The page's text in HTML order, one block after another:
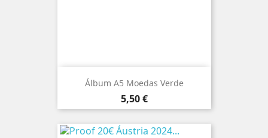
Álbum A5 Moedas Verde
Preço
5,50 €